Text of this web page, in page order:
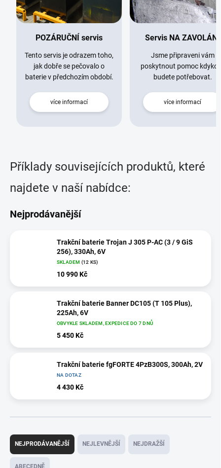
POZÁRUČNÍ servis
Tento servis je odrazem toho,
jak dobře se pečovalo o
baterie v předchozím období.
více informací
Servis NA ZAVOLÁNÍ
Jsme připraveni vám
poskytnout pomoc
budete potřebovat.
více informací
Příklady souvisejících produktů, které
najdete v naší nabídce:
Nejprodávanější
Trakční baterie Trojan J 305 P-AC (3 / 9 GiS
256), 330Ah, 6V
SKLADEM (12 KS)
10 990 Kč
Trakční baterie Banner DC105 (T 105 Plus),
225Ah, 6V
OBVYKLE SKLADEM, EXPEDICE DO 7 DNŮ
5 450 Kč
Trakční baterie fgFORTE 4PzB300S, 300Ah, 2V
NA DOTAZ
4 430 Kč
Ř
z
NEJPRODÁVANĚJŠÍ NEJLEVNĚJŠÍ NEJDRAŽŠÍ
ABECEDNĚ